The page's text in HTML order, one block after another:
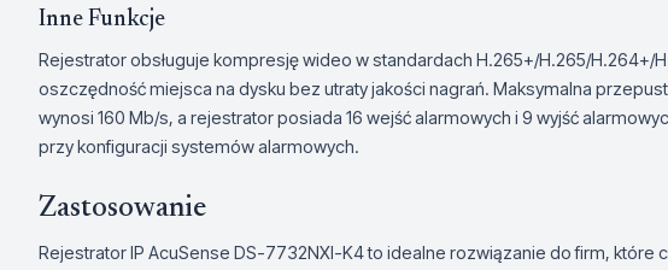
Inne Funkcje
Rejestrator obsługuje kompresję wideo w standardach H.265+/H.265/H.264+/
oszczędność miejsca na dysku bez utraty jakości nagrań. Maksymalna
wynosi 160 Mb/s, a rejestrator posiada 16 wejść alarmowych i 9 wyjść
przy konfiguracji systemów alarmowych.
Zastosowanie
Rejestrator IP AcuSense DS-7732NXI-K4 to idealne rozwiązanie do firm, które